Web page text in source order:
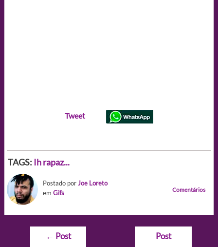
Tweet
TAGS: Ih rapaz...
Postado porJoe Loreto
em Gifs Comentários
Navegação
← Post
Post